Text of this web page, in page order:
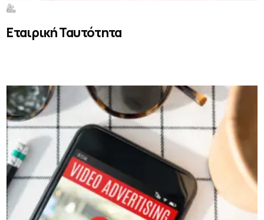
Εταιρική Ταυτότητα